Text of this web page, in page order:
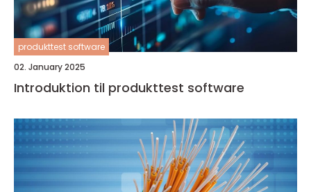
produkttest software
02. January 2025
Introduktion til produkttest software